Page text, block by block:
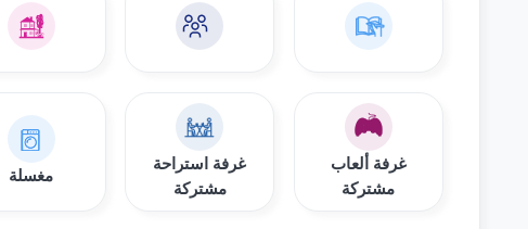
غرفة ألعاب
مشتركة
غرفة استراحة
مشتركة
مغسلة